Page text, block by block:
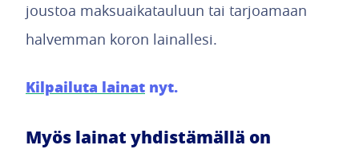
joustoa maksuaikatauluun tai tarjoamaan
halvemman koron lainallesi.
Kilpailuta lainat nyt.
Myös lainat yhdistämällä on